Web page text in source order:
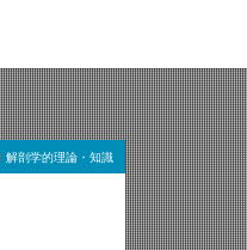
解剖学的理論・知識